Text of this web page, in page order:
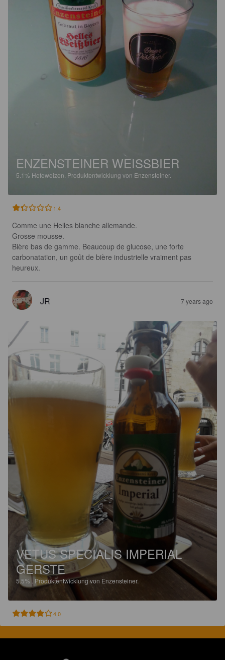
ENZENSTEINER WEISSBIER
5.1% Hefeweizen. Produktentwicklung von Enzensteiner.
1.4
Comme une Helles blanche allemande.
Grosse mousse.
Bière bas de gamme. Beaucoup de glucose, une forte
carbonatation, un goût de bière industrielle vraiment pas
heureux.
JR 7 years ago
VETUS SPECIALIS IMPERIAL
GERSTE
5.5% . Produktentwicklung von Enzensteiner.
4.0